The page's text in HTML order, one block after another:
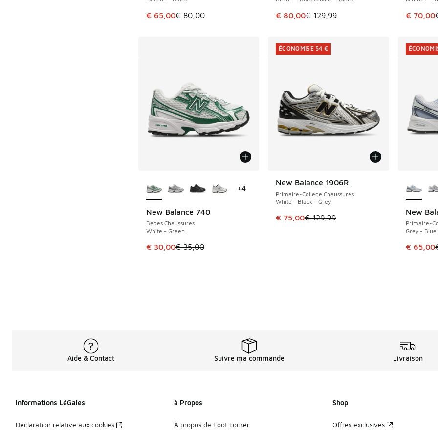
Cet article est en promotion. Prix en baisse de € 80,00 à € 65,00
€ 65,00€ 80,00 Cet article est en promotion. Prix en baisse
€ 80,00€ 129,99 Cet
€ 70,00
New Balance 740
Bebes Chaussures
White - Green
Cet article est en promotion. Prix en baisse de € 35,00 à € 30,00
€ 30,00€ 35,00
+4
New Balance 1906R
Primaire-College Chaussures
White - Black - Grey
Cet article est en promotion. Prix en baisse
€ 75,00€ 129,99
ÉCONOMISE 54 €
ÉCONOMISE 54 €
New
Primaire-
Grey - Blue
Cet
€ 65,00
Aide & Contact Suivre ma commande Livraison
Informations LéGales
Déclaration relative aux cookies
à Propos
À propos de Foot Locker
Shop
Offres exclusives